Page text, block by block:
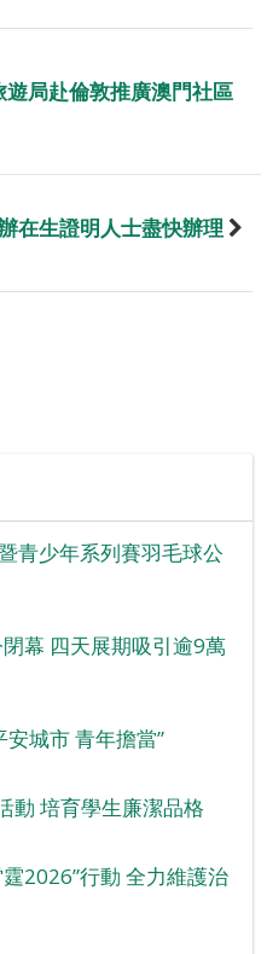
遊局赴倫敦推廣澳門社區
在生證明人士盡快辦理
青少年系列賽羽毛球公
幕 四天展期吸引逾9萬
城市 青年擔當”
動 培育學生廉潔品格
2026”行動 全力維護治